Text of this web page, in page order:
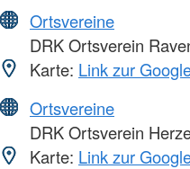
Ortsvereine
DRK Ortsverein
Karte: Link zur
Ortsvereine
DRK Ortsverein
Karte: Link zur